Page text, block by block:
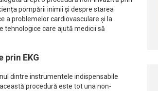
pompării inimii și despre starea
a problemelor cardiovasculare și la
tehnologice care ajută medicii să
EKG
dintre instrumentele indispensabile
procedură este tot una non-